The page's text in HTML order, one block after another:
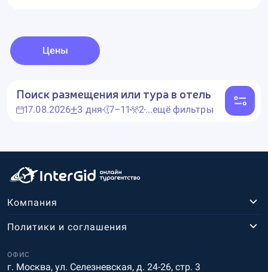
Цены
Поиск размещения или тура в отель
17.08.2026 3 дня 7–11 2...ещё фильтры
Компания
ОФИС
г. Москва, ул. Селезневская, д. 24-26, стр. 3
Политики и соглашения